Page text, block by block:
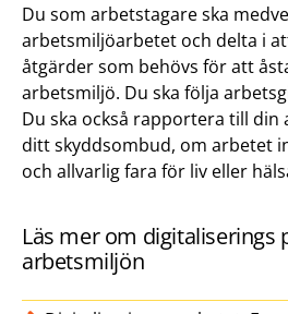
Du som arbetstagare ska
arbetsmiljöarbetet och delta i
åtgärder som behövs för att
arbetsmiljö. Du ska följa
Du ska också rapportera till din
ditt skyddsombud, om arbetet
och allvarlig fara för liv eller
Läs mer om digitaliserings
arbetsmiljön